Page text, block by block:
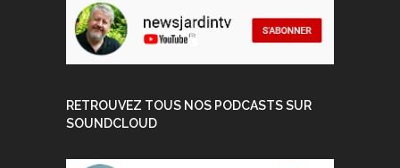
RETROUVEZ TOUS NOS PODCASTS SUR
SOUNDCLOUD